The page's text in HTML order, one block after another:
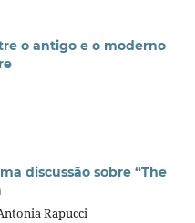
o antigo e o moderno
discussão sobre “The
Rapucci